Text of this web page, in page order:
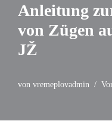
Anleitung
von Zügen
JŽ
von vremeplovadmin